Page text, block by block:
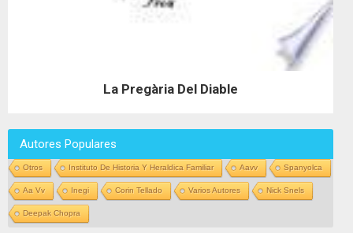
La Pregària Del Diable
Autores Populares
Otros Instituto De Historia Y Heraldica Familiar Aavv Spanyolca
Aa Vv Inegi Corin Tellado Varios Autores Nick Snels
Deepak Chopra